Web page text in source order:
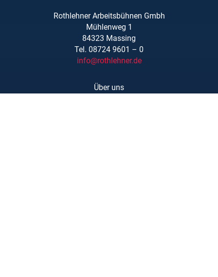
Rothlehner Arbeitsbühnen Gmbh
Mühlenweg 1
84323 Massing
Tel. 08724 9601 – 0
info@rothlehner.de
Über uns